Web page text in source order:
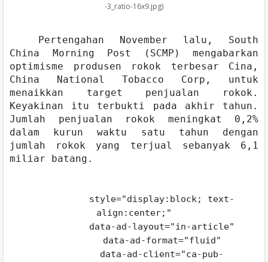
-3_ratio-16x9.jpg)
Pertengahan November lalu, South
China Morning Post (SCMP) mengabarkan
optimisme produsen rokok terbesar Cina,
China National Tobacco Corp, untuk
menaikkan target penjualan rokok.
Keyakinan itu terbukti pada akhir tahun.
Jumlah penjualan rokok meningkat 0,2%
dalam kurun waktu satu tahun dengan
jumlah rokok yang terjual sebanyak 6,1
miliar batang.
style="display:block; text-
align:center;"
data-ad-layout="in-article"
data-ad-format="fluid"
data-ad-client="ca-pub-